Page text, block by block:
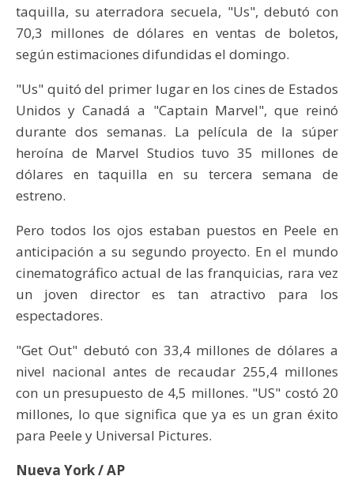
taquilla, su aterradora secuela, "Us", debutó con
70,3 millones de dólares en ventas de boletos,
según estimaciones difundidas el domingo.
"Us" quitó del primer lugar en los cines de Estados
Unidos y Canadá a "Captain Marvel", que reinó
durante dos semanas. La película de la súper
heroína de Marvel Studios tuvo 35 millones de
dólares en taquilla en su tercera semana de
estreno.
Pero todos los ojos estaban puestos en Peele en
anticipación a su segundo proyecto. En el mundo
cinematográfico actual de las franquicias, rara vez
un joven director es tan atractivo para los
espectadores.
"Get Out" debutó con 33,4 millones de dólares a
nivel nacional antes de recaudar 255,4 millones
con un presupuesto de 4,5 millones. "US" costó 20
millones, lo que significa que ya es un gran éxito
para Peele y Universal Pictures.
Nueva York / AP